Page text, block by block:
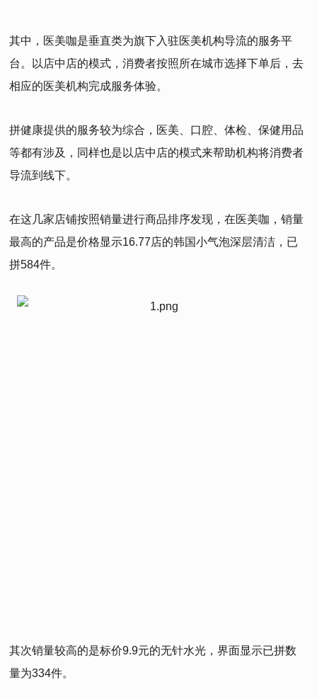
其中，医美咖是垂直类为旗下入驻医美机构导流的服务平
台。以店中店的模式，消费者按照所在城市选择下单后，去
相应的医美机构完成服务体验。
拼健康提供的服务较为综合，医美、口腔、体检、保健用品
等都有涉及，同样也是以店中店的模式来帮助机构将消费者
导流到线下。
在这几家店铺按照销量进行商品排序发现，在医美咖，销量
最高的产品是价格显示16.77店的韩国小气泡深层清洁，已
拼584件。
其次销量较高的是标价9.9元的无针水光，界面显示已拼数
量为334件。